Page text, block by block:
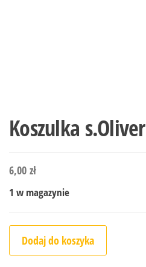
Koszulka s.Oliver
6,00 zł
1 w magazynie
ilość Koszulka s.Oliver
Dodaj do koszyka